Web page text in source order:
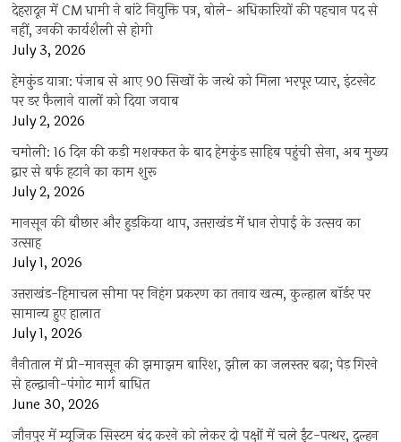
देहरादून में CM धामी ने बांटे नियुक्ति पत्र, बोले- अधिकारियों की पहचान पद से
नहीं, उनकी कार्यशैली से होगी
July 3, 2026
हेमकुंड यात्रा: पंजाब से आए 90 सिखों के जत्थे को मिला भरपूर प्यार, इंटरनेट
पर डर फैलाने वालों को दिया जवाब
July 2, 2026
चमोली: 16 दिन की कड़ी मशक्कत के बाद हेमकुंड साहिब पहुंची सेना, अब मुख्य
द्वार से बर्फ हटाने का काम शुरू
July 2, 2026
मानसून की बौछार और हुड़किया थाप, उत्तराखंड में धान रोपाई के उत्सव का
उत्साह
July 1, 2026
उत्तराखंड-हिमाचल सीमा पर निहंग प्रकरण का तनाव खत्म, कुल्हाल बॉर्डर पर
सामान्य हुए हालात
July 1, 2026
नैनीताल में प्री-मानसून की झमाझम बारिश, झील का जलस्तर बढ़ा; पेड़ गिरने
से हल्द्वानी-पंगोट मार्ग बाधित
June 30, 2026
जौनपुर में म्यूजिक सिस्टम बंद करने को लेकर दो पक्षों में चले ईंट-पत्थर, दुल्हन